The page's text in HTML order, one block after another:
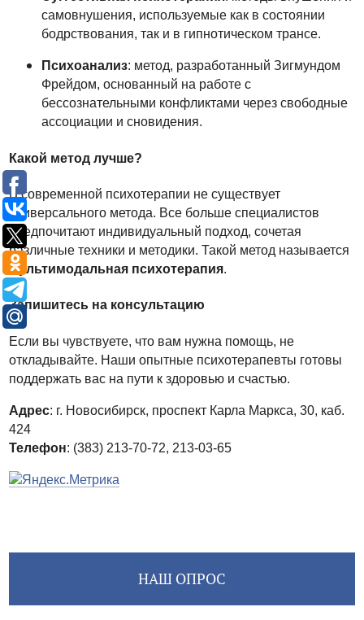
самовнушения, используемые как в состоянии
бодрствования, так и в гипнотическом трансе.
Психоанализ: метод, разработанный Зигмундом
Фрейдом, основанный на работе с
бессознательными конфликтами через свободные
ассоциации и сновидения.
Какой метод лучше?
В современной психотерапии не существует
универсального метода. Все больше специалистов
предпочитают индивидуальный подход, сочетая
различные техники и методики. Такой метод называется
мультимодальная психотерапия.
Запишитесь на консультацию
Если вы чувствуете, что вам нужна помощь, не
откладывайте. Наши опытные психотерапевты готовы
поддержать вас на пути к здоровью и счастью.
Адрес: г. Новосибирск, проспект Карла Маркса, 30, каб.
424
Телефон: (383) 213-70-72, 213-03-65
НАШ ОПРОС